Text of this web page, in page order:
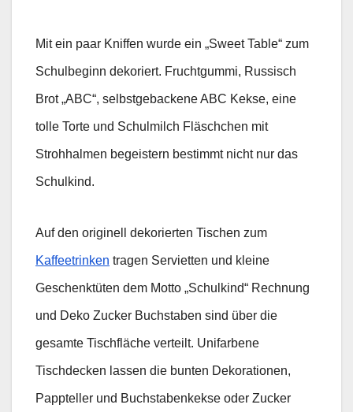
Mit ein paar Kniffen wurde ein „Sweet Table“ zum
Schulbeginn dekoriert. Fruchtgummi, Russisch
Brot „ABC“, selbstgebackene ABC Kekse, eine
tolle Torte und Schulmilch Fläschchen mit
Strohhalmen begeistern bestimmt nicht nur das
Schulkind.
Auf den originell dekorierten Tischen zum
Kaffeetrinken tragen Servietten und kleine
Geschenktüten dem Motto „Schulkind“ Rechnung
und Deko Zucker Buchstaben sind über die
gesamte Tischfläche verteilt. Unifarbene
Tischdecken lassen die bunten Dekorationen,
Pappteller und Buchstabenkekse oder Zucker